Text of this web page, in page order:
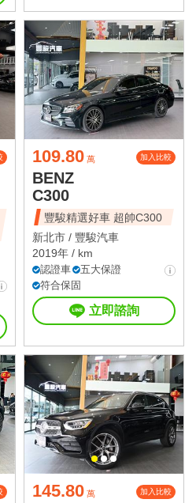
109.80 萬 加入比較
BENZ
C300
豐駿精選好車 超帥C300
新北市 / 豐駿汽車
2019年 / km
認證車
五大保證
符合保固
立即諮詢
145.80 萬 加入比較